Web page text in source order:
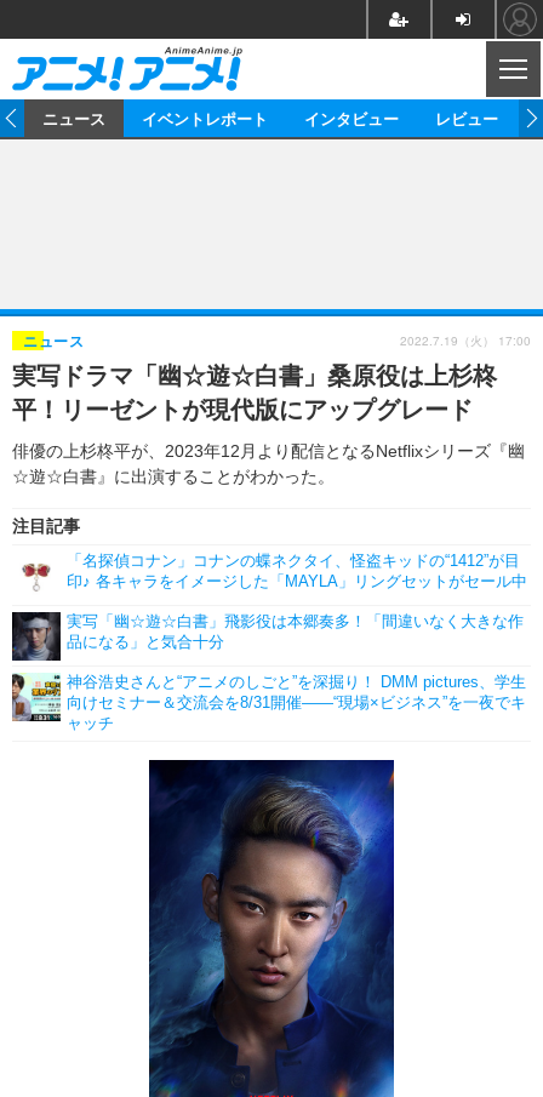
ゲーム グッズ
イベント 海外
海外イベント ビジネス
俳優・タレント アーティスト
ビジネス
アニメ 実写
イベント
ゲーム
動画
アニメ！アニメ！TV
ニュース イベントレポート インタビュー レビュー
実写ドラマ「幽☆遊☆白書」桑原役は上杉柊
平！リーゼントが現代版にアップグレード
俳優の上杉柊平が、2023年12月より配信となるNetflixシリーズ『幽
☆遊☆白書』に出演することがわかった。
ニュース
注目記事
「名探偵コナン」コナンの蝶ネクタイ、怪盗キッドの“1412”が目
印♪ 各キャラをイメージした「MAYLA」リングセットがセール中
実写「幽☆遊☆白書」飛影役は本郷奏多！「間違いなく大きな作
品になる」と気合十分
神谷浩史さんと“アニメのしごと”を深掘り！ DMM pictures、学生
向けセミナー＆交流会を8/31開催――“現場×ビジネス”を一夜でキ
ャッチ
2022.7.19（火） 17:00